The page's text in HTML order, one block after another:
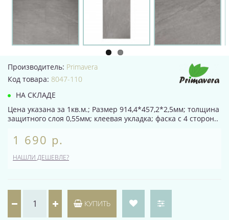
Производитель: Primavera
Код товара: 8047-110
НА СКЛАДЕ
Цена указана за 1кв.м.; Размер 914,4*457,2*2,5мм; толщина
защитного слоя 0,55мм; клеевая укладка; фаска с 4 сторон..
1 690 р.
НАШЛИ ДЕШЕВЛЕ?
КУПИТЬ